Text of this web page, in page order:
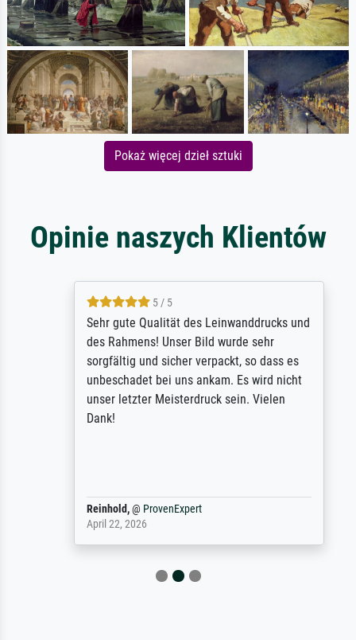
Pokaż więcej dzieł sztuki
Opinie naszych Klientów
5 / 5
Sehr gute Qualität des Leinwanddrucks und
des Rahmens! Unser Bild wurde sehr
sorgfältig und sicher verpackt, so dass es
unbeschadet bei uns ankam. Es wird nicht
unser letzter Meisterdruck sein. Vielen
Dank!
Reinhold,@ProvenExpert
April 22, 2026